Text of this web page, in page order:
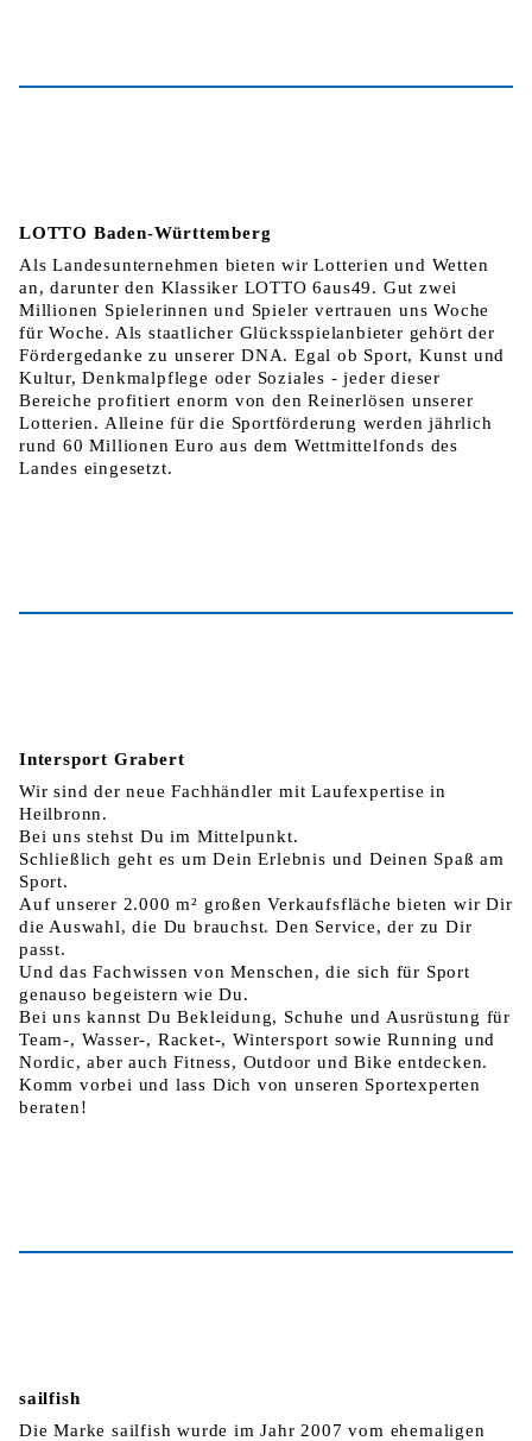
LOTTO Baden-Württemberg
Als Landesunternehmen bieten wir Lotterien und Wetten
an, darunter den Klassiker LOTTO 6aus49. Gut zwei
Millionen Spielerinnen und Spieler vertrauen uns Woche
für Woche. Als staatlicher Glücksspielanbieter gehört der
Fördergedanke zu unserer DNA. Egal ob Sport, Kunst und
Kultur, Denkmalpflege oder Soziales - jeder dieser
Bereiche profitiert enorm von den Reinerlösen unserer
Lotterien. Alleine für die Sportförderung werden jährlich
rund 60 Millionen Euro aus dem Wettmittelfonds des
Landes eingesetzt.
Intersport Grabert
Wir sind der neue Fachhändler mit Laufexpertise in
Heilbronn.
Bei uns stehst Du im Mittelpunkt.
Schließlich geht es um Dein Erlebnis und Deinen Spaß am
Sport.
Auf unserer 2.000 m² großen Verkaufsfläche bieten wir Dir
die Auswahl, die Du brauchst. Den Service, der zu Dir
passt.
Und das Fachwissen von Menschen, die sich für Sport
genauso begeistern wie Du.
Bei uns kannst Du Bekleidung, Schuhe und Ausrüstung für
Team-, Wasser-, Racket-, Wintersport sowie Running und
Nordic, aber auch Fitness, Outdoor und Bike entdecken.
Komm vorbei und lass Dich von unseren Sportexperten
beraten!
sailfish
Die Marke sailfish wurde im Jahr 2007 vom ehemaligen